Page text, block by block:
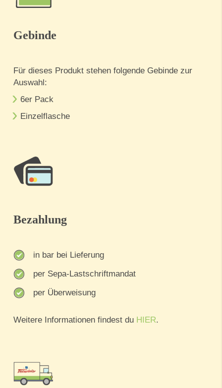
Gebinde
Für dieses Produkt stehen folgende Gebinde zur
Auswahl:
6er Pack
Einzelflasche
Bezahlung
in bar bei Lieferung
per Sepa-Lastschriftmandat
per Überweisung
Weitere Informationen findest du HIER.